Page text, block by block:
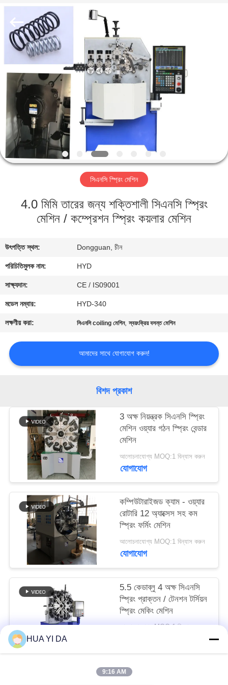
বাড়ি
পণ্য
আমাদের
সম্পর্কে
কারখানা
যোগাযোগ
করুন
খবর
উদ্ধৃতির
জন্য
সাইট
PRIVACY
POLICY
Spring
Machinery
Rights
Reserved.
সিএনসি স্প্রিং মেশিন
4.0 মিমি তারের জন্য শক্তিশালী সিএনসি স্প্রিং
মেশিন / কম্প্রেশন স্প্রিং কয়লার মেশিন
উৎপত্তি স্থল: Dongguan, চীন
পরিচিতিমুলক নাম: HYD
সাক্ষ্যদান: CE / IS09001
মডেল নম্বার: HYD-340
লক্ষণীয় করা: সিএনসি coiling মেশিন,স্বয়ংক্রিয় বসন্ত মেশিন
আমাদের সাথে যোগাযোগ করুন!
বিশদ প্রকাশ
3 অক্ষ নিয়ন্ত্রক সিএনসি স্প্রিং
মেশিন ওয়্যার গঠন স্প্রিং বেন্ডার
মেশিন
আলোচনাযোগ্য MOQ:1 বিন্যাস করুন
যোগাযোগ
কম্পিউটারাইজড ক্যাম - ওয়্যার
রোটারি 12 অ্যাক্সেস সহ কম
স্প্রিং ফর্মিং মেশিন
আলোচনাযোগ্য MOQ:1 বিন্যাস করুন
যোগাযোগ
5.5 কেডাব্লু 4 অক্ষ সিএনসি
স্প্রিং প্রাক্তন / টেনশন টর্সিয়ন
স্প্রিং মেকিং মেশিন
আলোচনাযোগ্য MOQ:1 বিন্যাস করুন
HUA YI DA
9:16 AM